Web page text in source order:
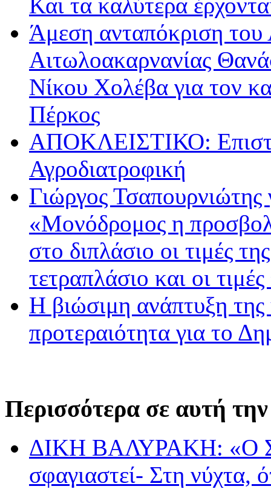
Άμεση ανταπόκριση του
Αιτωλοακαρνανίας
Νίκου Χολέβα για τον
Πέρκος
ΑΠΟΚΛΕΙΣΤΙΚΟ:
Αγροδιατροφική
Γιώργος
«Μονόδρομος η
στο διπλάσιο οι τιμές
τετραπλάσιο και οι
Η βιώσιμη ανάπτυξη της
προτεραιότητα για το
Περισσότερα σε αυτή
ΔΙΚΗ ΒΑΛΥΡΑΚΗ: «Ο
σφαγιαστεί- Στη νύχτα,